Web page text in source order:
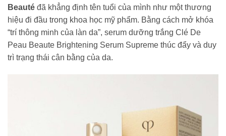
Beauté đã khẳng định tên tuổi của mình như một thương
hiệu đi đầu trong khoa học mỹ phẩm. Bằng cách mở khóa
“trí thông minh của làn da”, serum dưỡng trắng Clé De
Peau Beaute Brightening Serum Supreme thúc đẩy và duy
trì trạng thái cân bằng của da.